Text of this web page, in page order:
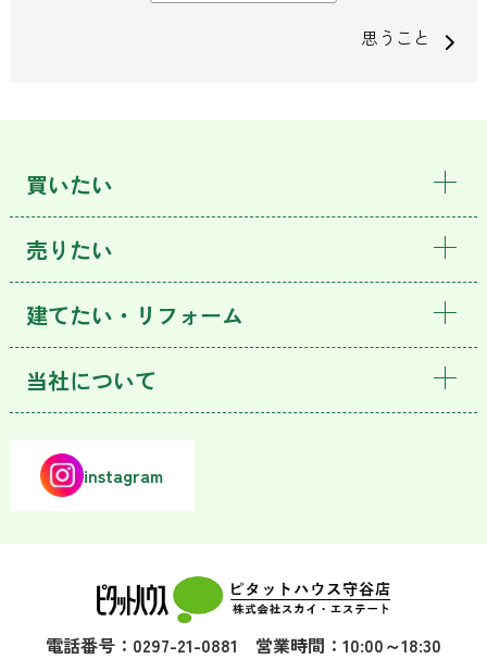
思うこと
買いたい
売りたい
建てたい・リフォーム
当社について
instagram
電話番号：0297-21-0881 営業時間：10:00～18:30